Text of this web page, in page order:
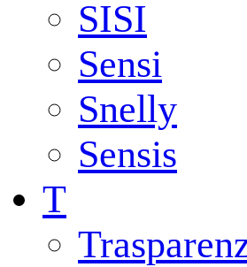
SISI
Sensi
Snelly
Sensis
T